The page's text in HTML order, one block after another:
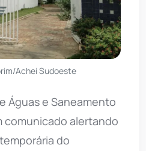
Achei Sudoeste
Águas e Saneamento
comunicado alertando
do